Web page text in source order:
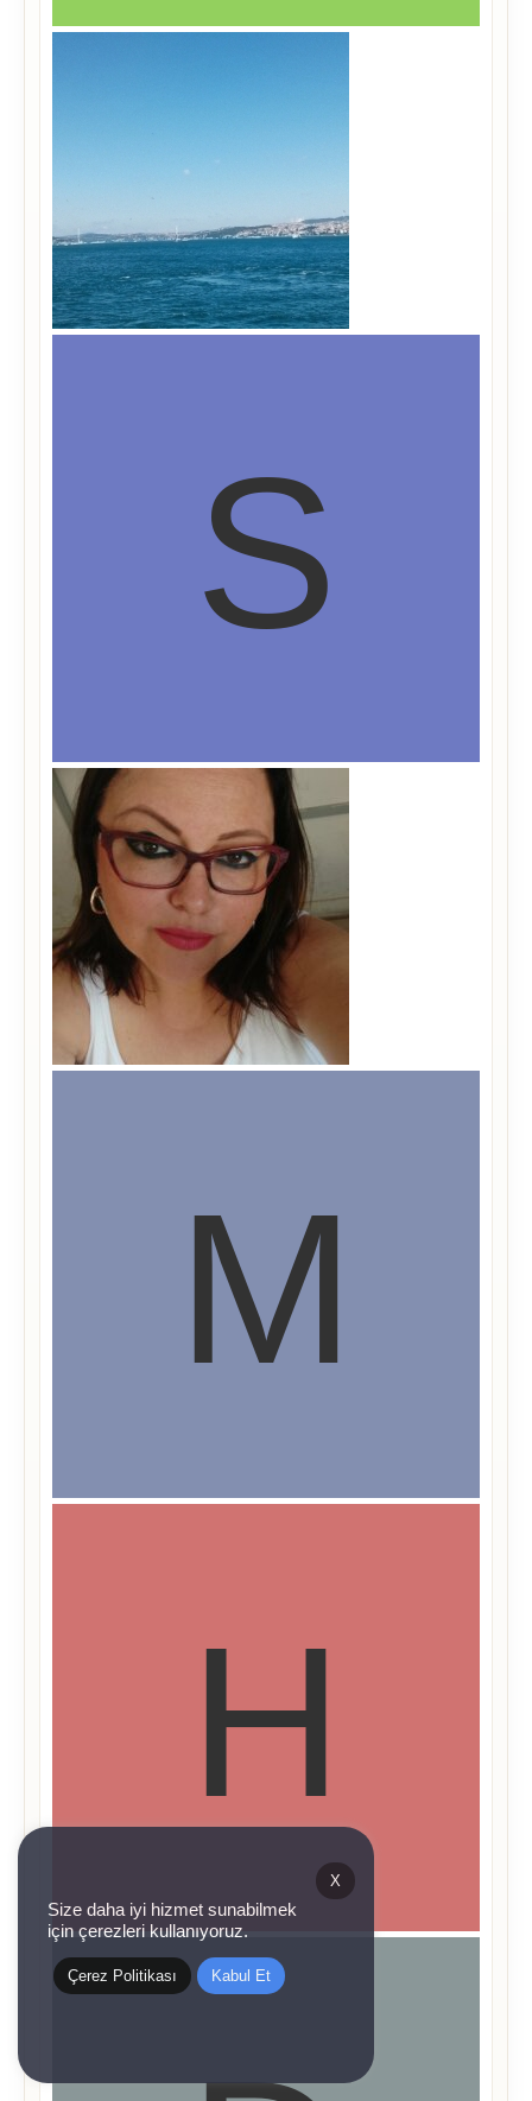
X
Size daha iyi hizmet sunabilmek
için çerezleri kullanıyoruz.
Çerez Politikası Kabul Et